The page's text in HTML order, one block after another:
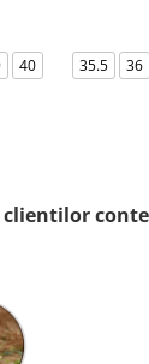
40 35.5 36
clientilor